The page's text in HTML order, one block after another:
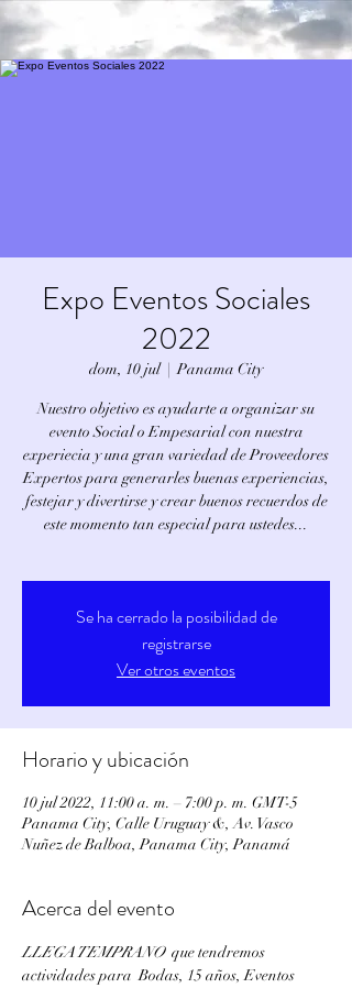
Expo Eventos Sociales
2022
dom, 10 jul
  |
Panama City
Nuestro objetivo es ayudarte a organizar su
evento Social o Empesarial con nuestra
experiecia y una gran variedad de Proveedores
Expertos para generarles buenas experiencias,
festejar y divertirse y crear buenos recuerdos de
este momento tan especial para ustedes...
Se ha cerrado la posibilidad de
registrarse
Ver otros eventos
Horario y ubicación
10 jul 2022, 11:00 a. m. – 7:00 p. m. GMT-5
Panama City, Calle Uruguay &, Av. Vasco
Nuñez de Balboa, Panama City, Panamá
Acerca del evento
LLEGA TEMPRANO que tendremos
actividades para  Bodas, 15 años, Eventos